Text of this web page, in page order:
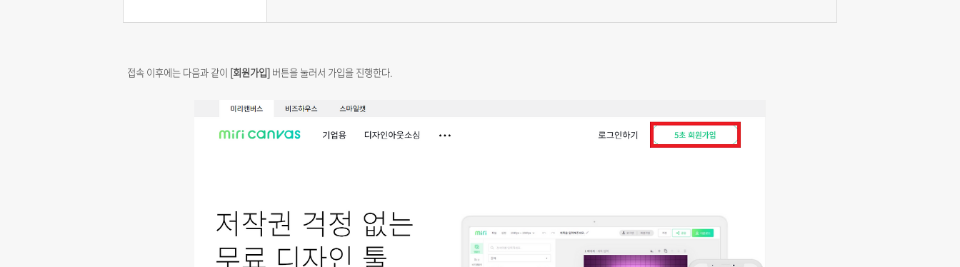
접속 이후에는 다음과 같이 [회원가입] 버튼을 눌러서 가입을 진행한다.